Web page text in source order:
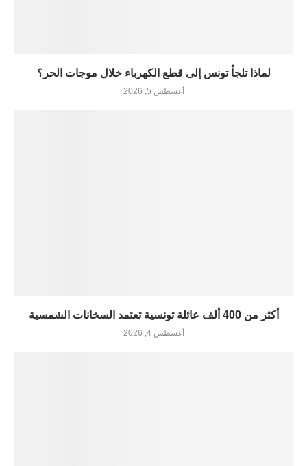
لماذا تلجأ تونس إلى قطع الكهرباء خلال موجات الحر؟
أغسطس 5, 2026
أكثر من 400 ألف عائلة تونسية تعتمد السخانات الشمسية
أغسطس 4, 2026